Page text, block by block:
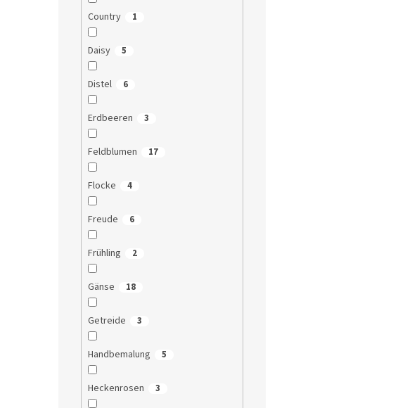
Country 1
Daisy 5
Distel 6
Erdbeeren 3
Feldblumen 17
Flocke 4
Freude 6
Frühling 2
Gänse 18
Getreide 3
Handbemalung 5
Heckenrosen 3